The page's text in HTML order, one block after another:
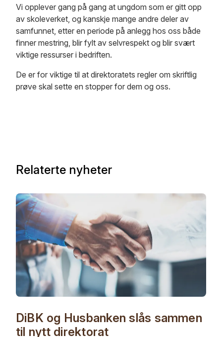
Vi opplever gang på gang at ungdom som er gitt opp
av skoleverket, og kanskje mange andre deler av
samfunnet, etter en periode på anlegg hos oss både
finner mestring, blir fylt av selvrespekt og blir svært
viktige ressurser i bedriften.
De er for viktige til at direktoratets regler om skriftlig
prøve skal sette en stopper for dem og oss.
Relaterte nyheter
DiBK og Husbanken slås sammen
til nytt direktorat